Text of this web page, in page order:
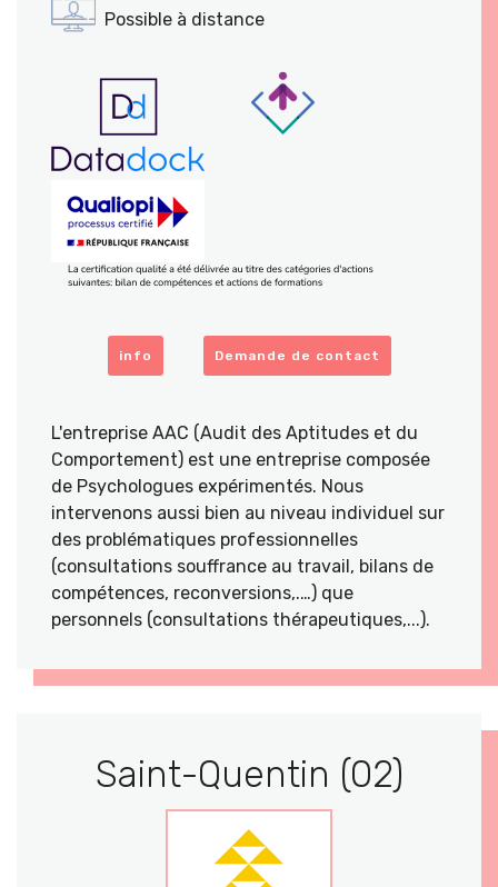
Possible à distance
info Demande de contact
L'entreprise AAC (Audit des Aptitudes et du
Comportement) est une entreprise composée
de Psychologues expérimentés. Nous
intervenons aussi bien au niveau individuel sur
des problématiques professionnelles
(consultations souffrance au travail, bilans de
compétences, reconversions,.…) que
personnels (consultations thérapeutiques,...).
Saint-Quentin (02)